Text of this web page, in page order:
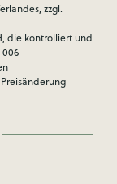
zzgl.
die kontrolliert und